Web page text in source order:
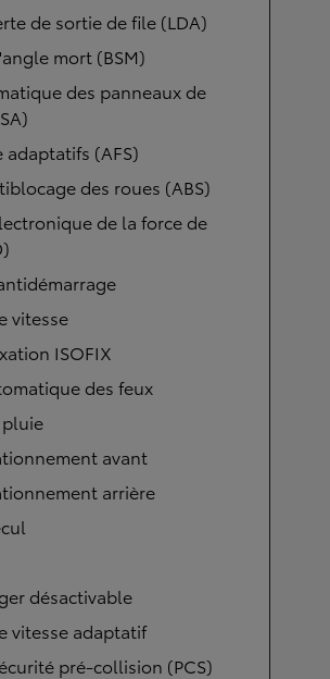
de sortie de file (LDA)
mort (BSM)
des panneaux de
adaptatifs (AFS)
des roues (ABS)
de la force de
vitesse
ISOFIX
des feux
avant
arrière
désactivable
vitesse adaptatif
pré-collision (PCS)